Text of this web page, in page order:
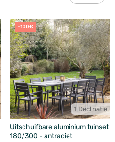
-100€
1 Declinatie
Uitschuifbare aluminium tuinset
180/300 - antraciet